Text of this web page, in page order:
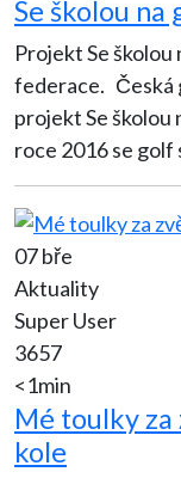
Se školou na
Projekt Se
federace. Česká golfová federace odstartovala
projekt Se školou
roce 2016 se golf
07 bře
Aktuality
Super User
3657
<1min
Mé toulky za
kole